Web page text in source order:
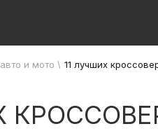
и мото \ 11 лучших